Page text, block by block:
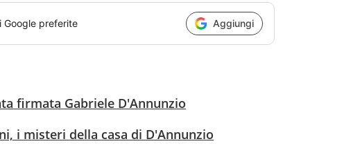
Google preferite Aggiungi
firmata Gabriele D'Annunzio
i misteri della casa di D'Annunzio